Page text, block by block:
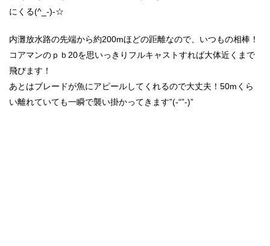
にくる(^_-)-☆
内灘放水路の先端から約200mほどの距離なので、いつもの相棒！
コアマンのｐｂ20を思いっきりフルキャストすれば大体近くまで
飛びます！
あとはブレードが魚にアピールしてくれるので大丈夫！50mくら
い離れていても一瞬で襲い掛かってきます”(-“”-)”